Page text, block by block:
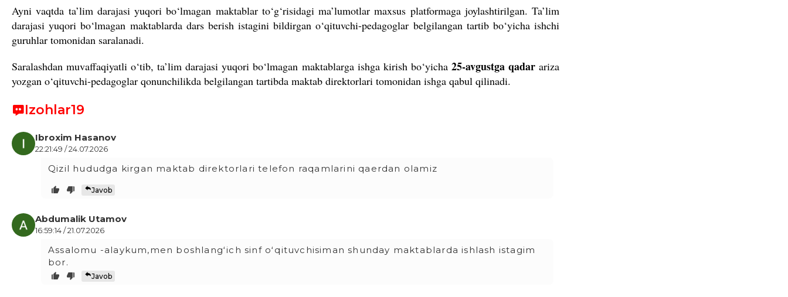
Ayni vaqtda ta’lim darajasi yuqori bo‘lmagan maktablar to‘g‘risidagi ma’lumotlar maxsus platformaga joylashtirilgan. Ta’lim
darajasi yuqori bo‘lmagan maktablarda dars berish istagini bildirgan o‘qituvchi-pedagoglar belgilangan tartib bo‘yicha ishchi
guruhlar tomonidan saralanadi.
Saralashdan muvaffaqiyatli o‘tib, ta’lim darajasi yuqori bo‘lmagan maktablarga ishga kirish bo‘yicha 25-avgustga qadarariza
yozgan o‘qituvchi-pedagoglar qonunchilikda belgilangan tartibda maktab direktorlari tomonidan ishga qabul qilinadi.
Izohlar19
Ibroxim Hasanov
22:21:49 / 24.07.2026
Qizil hududga kirgan maktab direktorlari telefon raqamlarini qaerdan olamiz
Javob
Abdumalik Utamov
16:59:14 / 21.07.2026
Assalomu -alaykum,men boshlangʻich sinf oʻqituvchisiman shunday maktablarda ishlash istagim
bor.
Javob